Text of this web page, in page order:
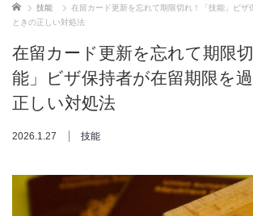
ホーム 技能
在留カード更新を忘れて期限切れ！「技能」ビザ
ときの正しい対処法
在留カード更新を忘れて期限
能」ビザ保持者が在留期限を
正しい対処法
2026.1.27 技能